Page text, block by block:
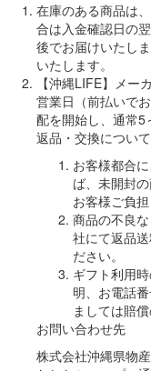
在庫のある商品は
合は入金確認日の
後でお届けいたし
いたします。
【沖縄LIFE】メー
営業日（前払いで
配を開始し、通常5
返品・交換について
お客様都合
ば、未開封
お客様ご負担
商品の不良
社にて返品
ださい。
ギフト利用
明、お電話
ましては賠
お問い合わせ先
株式会社沖縄県物